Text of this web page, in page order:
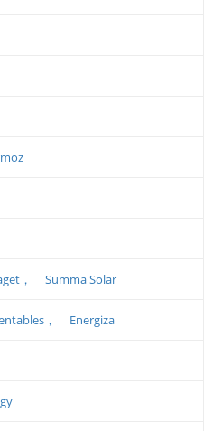
， Summa Solar
， Energiza